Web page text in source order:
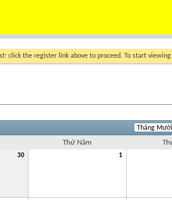
click the register link above to proceed. To start
Thứ Năm
30 1